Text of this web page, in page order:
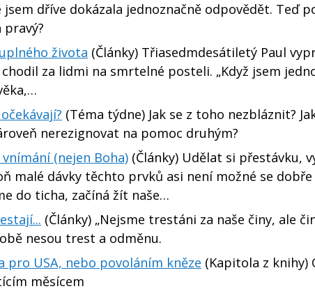
dříve dokázala jednoznačně odpovědět. Teď
pravý?
života (Články) Třiasedmdesátiletý Paul
za lidmi na smrtelné posteli. „Když jsem
(Téma týdne) Jak se z toho nezbláznit?
nerezignovat na pomoc druhým?
(nejen Boha) (Články) Udělat si přestávku,
malé dávky těchto prvků asi není možné se
do ticha, začíná žít naše…
(Články) „Nejsme trestáni za naše činy, ale
nesou trest a odměnu.
pro USA, nebo povoláním kněze (Kapitola z
měsícem